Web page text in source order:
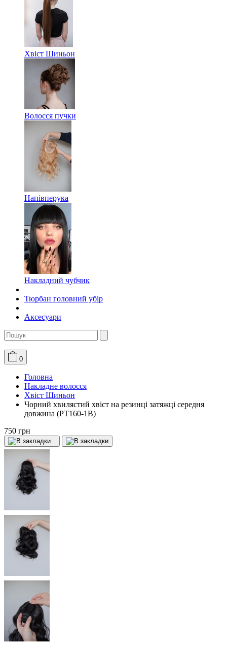
Хвіст Шиньон
Волосся пучки
Напівперука
Накладний чубчик
Тюрбан головний убір
Аксесуари
0
Головна
Накладне волосся
Хвіст Шиньон
Чорний хвилястий хвіст на резинці затяжці середня
довжина (PT160-1B)
750 грн